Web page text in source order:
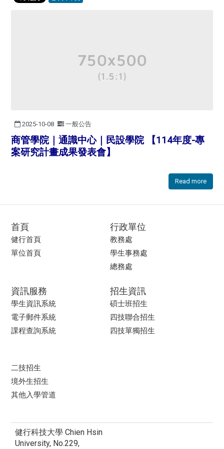
2025-10-08 一般公告
商管學院｜通識中心｜民設學院 【114年度-專
案研究計畫成果發表會】
Read more
首頁
健行首頁
單位首頁
行政單位
教務處
學生事務處
總務處
資訊服務
學生資訊系統
電子郵件系統
課程查詢系統
招生資訊
碩士班招生
四技聯合招生
四技單獨招生
二技招生
境外生招生
其他入學管道
健行科技大學 Chien Hsin
University, No.229,